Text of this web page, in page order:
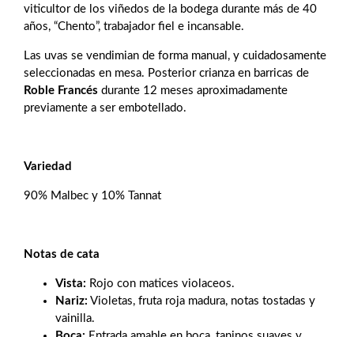
viticultor de los viñedos de la bodega durante más de 40
años, “Chento”, trabajador fiel e incansable.
Las uvas se vendimian de forma manual, y cuidadosamente
seleccionadas en mesa. Posterior crianza en barricas de
Roble Francés durante 12 meses aproximadamente
previamente a ser embotellado.
Variedad
90% Malbec y 10% Tannat
Notas de cata
Vista: Rojo con matices violaceos.
Nariz: Violetas, fruta roja madura, notas tostadas y
vainilla.